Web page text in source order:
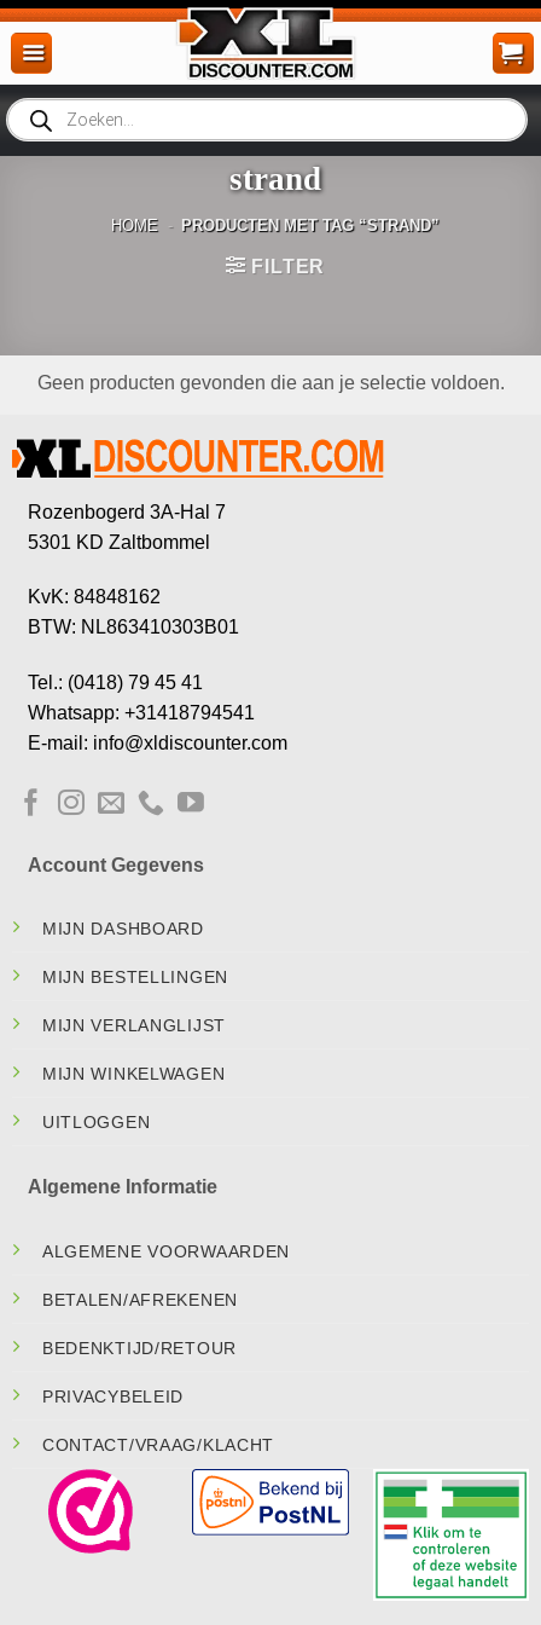
Ga
naar
inhoud
Producten
zoeken
strand
HOME - PRODUCTEN MET TAG “STRAND”
FILTER
Geen producten gevonden die aan je selectie voldoen.
Rozenbogerd 3A-Hal 7
5301 KD Zaltbommel
KvK: 84848162
BTW: NL863410303B01
Tel.: (0418) 79 45 41
Whatsapp: +31418794541
E-mail: info@xldiscounter.com
Account Gegevens
MIJN DASHBOARD
MIJN BESTELLINGEN
MIJN VERLANGLIJST
MIJN WINKELWAGEN
UITLOGGEN
Algemene Informatie
ALGEMENE VOORWAARDEN
BETALEN/AFREKENEN
BEDENKTIJD/RETOUR
PRIVACYBELEID
CONTACT/VRAAG/KLACHT